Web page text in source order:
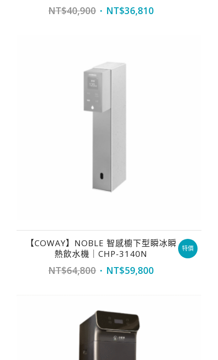
NT$40,900 Original
NT$36,810Current
【COWAY】NOBLE 智感櫥下型瞬冰瞬
熱飲水機｜CHP-3140N
NT$64,800 Original
NT$59,800Current
特價